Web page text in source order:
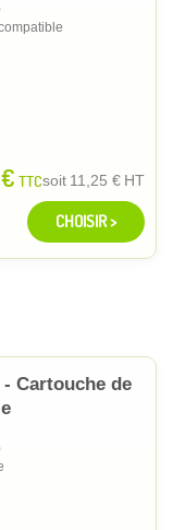
TTCsoit 11,25 € HT
CHOISIR >
Cartouche de